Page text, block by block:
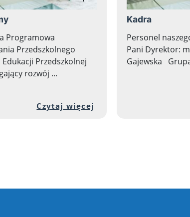
zawartości artykułu: Zajęcia dodatkowe
Programowa
Przedszkolnego
Przedszkolnej
rozwój ...
Czytaj więcej Przejdź do pełnej
Kadra
Personel
Pani Dyrektor:
Gajewska